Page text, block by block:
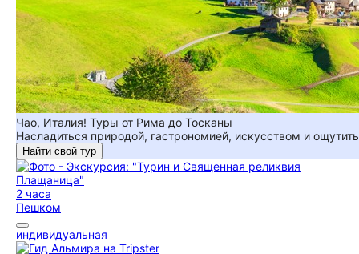
Чао, Италия! Туры от Рима до Тосканы
Насладиться природой, гастрономией, искусством и
Найти свой тур
2 часа
Пешком
индивидуальная